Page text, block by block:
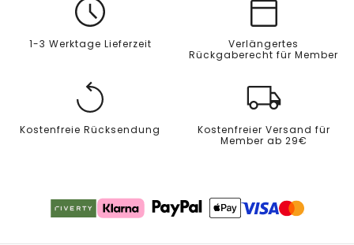
1-3 Werktage Lieferzeit
Verlängertes
Rückgaberecht für Member
Kostenfreie Rücksendung
Kostenfreier Versand für
Member ab 29€